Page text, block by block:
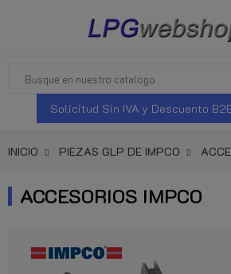
Solicitud Sin IVA y Descuento
INICIO PIEZAS GLP DE IMPCO
ACCESORIOS IMPCO